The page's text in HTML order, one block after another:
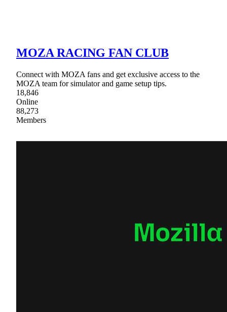
MOZA RACING FAN CLUB
Connect with MOZA fans and get exclusive access to the
MOZA team for simulator and game setup tips.
18,846
Online
88,273
Members